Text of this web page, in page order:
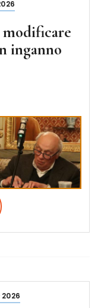
modificare
inganno
2026